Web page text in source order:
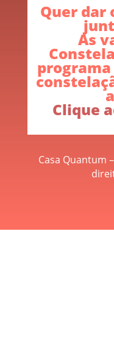
Quer dar
As
Clique
Casa Quantum